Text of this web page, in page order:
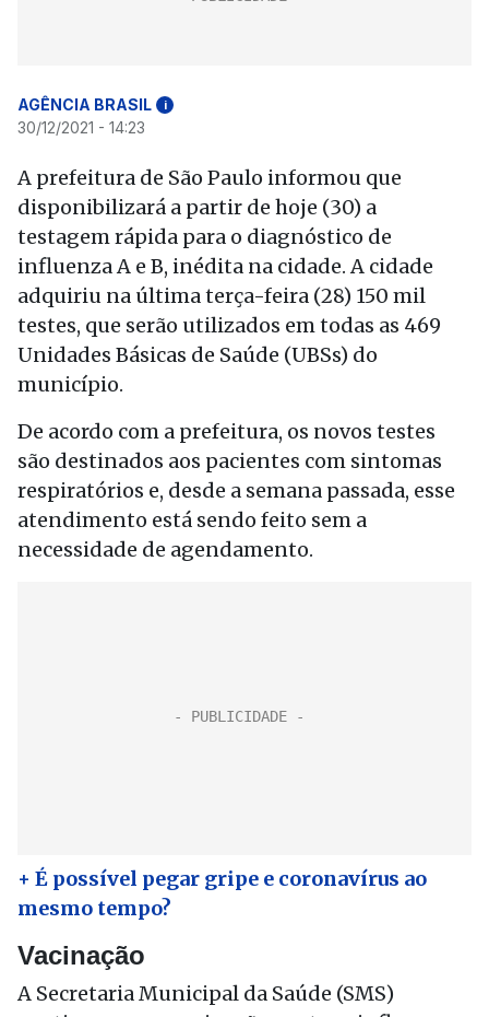
AGÊNCIA BRASIL i
30/12/2021 - 14:23
A prefeitura de São Paulo informou que
disponibilizará a partir de hoje (30) a
testagem rápida para o diagnóstico de
influenza A e B, inédita na cidade. A cidade
adquiriu na última terça-feira (28) 150 mil
testes, que serão utilizados em todas as 469
Unidades Básicas de Saúde (UBSs) do
município.
De acordo com a prefeitura, os novos testes
são destinados aos pacientes com sintomas
respiratórios e, desde a semana passada, esse
atendimento está sendo feito sem a
necessidade de agendamento.
+ É possível pegar gripe e coronavírus ao
mesmo tempo?
Vacinação
A Secretaria Municipal da Saúde (SMS)